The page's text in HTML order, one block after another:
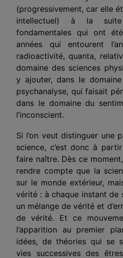
(progressivement, car elle
intellectuel) à la
fondamentales qui ont
années qui entourent
radioactivité, quanta,
domaine des sciences
y ajouter, dans le
psychanalyse, qui faisait
dans le domaine du
l’inconscient.
Si l’on veut distinguer une
science, c’est donc à
faire naître. Dès ce
rendre compte que la
sur le monde extérieur,
vérité : à chaque instant de
un mélange de vérité et
de vérité. Et ce
l’apparition au premier
idées, de théories qui se
vies successives des